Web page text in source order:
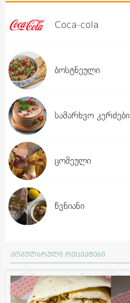
Coca-cola
ბოსტნეული
სამარხვო კერძები
ცომეული
წვნიანი
პოპულარული რეცეპტები